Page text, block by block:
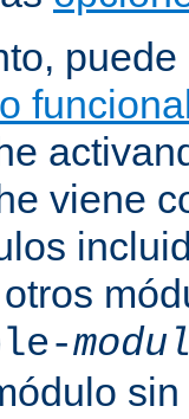
viene